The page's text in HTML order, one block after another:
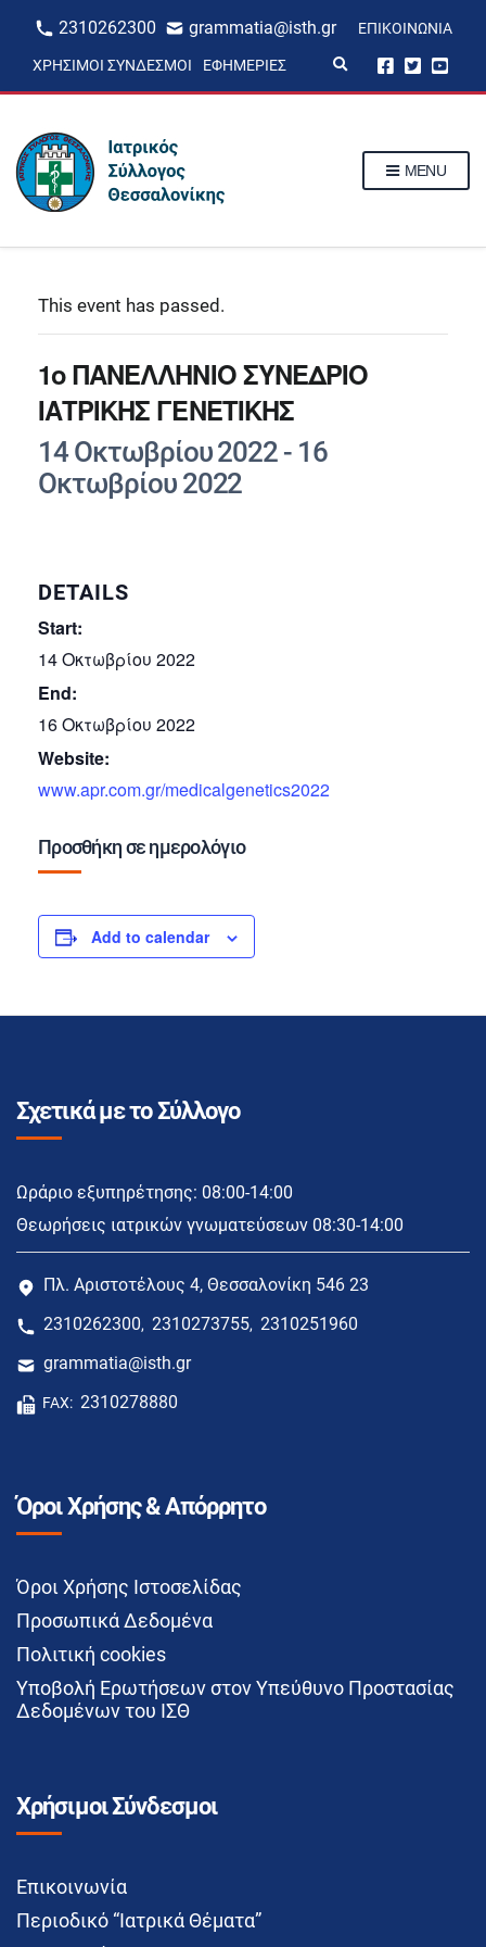
2310262300 grammatia@isth.gr ΕΠΙΚΟΙΝΩΝΊΑ
ΧΡΉΣΙΜΟΙ ΣΎΝΔΕΣΜΟΙ ΕΦΗΜΕΡΊΕΣ
p
MENU
This event has passed.
1o ΠΑΝΕΛΛΗΝΙΟ ΣΥΝΕΔΡΙΟ
ΙΑΤΡΙΚΗΣ ΓΕΝΕΤΙΚΗΣ
14 Οκτωβρίου 2022 - 16
Οκτωβρίου 2022
DETAILS
Start:
14 Οκτωβρίου 2022
End:
16 Οκτωβρίου 2022
Website:
www.apr.com.gr/medicalgenetics2022
Προσθήκη σε ημερολόγιο
Add to calendar
Σχετικά με το Σύλλογο
Ωράριο εξυπηρέτησης: 08:00-14:00
Θεωρήσεις ιατρικών γνωματεύσεων 08:30-14:00
Πλ. Αριστοτέλους 4, Θεσσαλονίκη 546 23
2310262300, 2310273755, 2310251960
grammatia@isth.gr
FAX: 2310278880
Όροι Χρήσης & Απόρρητο
Όροι Χρήσης Ιστοσελίδας
Προσωπικά Δεδομένα
Πολιτική cookies
Υποβολή Ερωτήσεων στον Υπεύθυνο Προστασίας
Δεδομένων του ΙΣΘ
Χρήσιμοι Σύνδεσμοι
Επικοινωνία
Περιοδικό “Ιατρικά Θέματα”